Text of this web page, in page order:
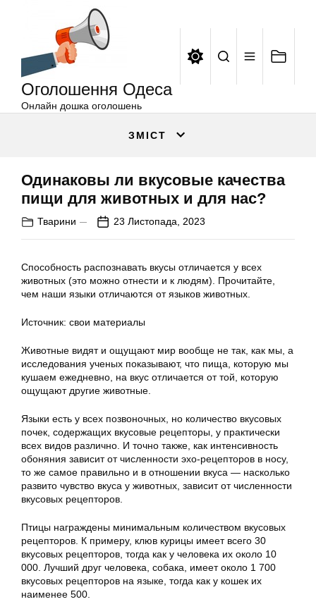
Оголошення Одеса
Онлайн дошка оголошень
ЗМІСТ
Одинаковы ли вкусовые качества
пищи для животных и для нас?
Тварини 23 Листопада, 2023
Способность распознавать вкусы отличается у всех
животных (это можно отнести и к людям). Прочитайте,
чем наши языки отличаются от языков животных.
Источник: свои материалы
Животные видят и ощущают мир вообще не так, как мы, а
исследования ученых показывают, что пища, которую мы
кушаем ежедневно, на вкус отличается от той, которую
ощущают другие животные.
Языки есть у всех позвоночных, но количество вкусовых
почек, содержащих вкусовые рецепторы, у практически
всех видов различно. И точно также, как интенсивность
обоняния зависит от численности эхо-рецепторов в носу,
то же самое правильно и в отношении вкуса — насколько
развито чувство вкуса у животных, зависит от численности
вкусовых рецепторов.
Птицы награждены минимальным количеством вкусовых
рецепторов. К примеру, клюв курицы имеет всего 30
вкусовых рецепторов, тогда как у человека их около 10
000. Лучший друг человека, собака, имеет около 1 700
вкусовых рецепторов на языке, тогда как у кошек их
наименее 500.